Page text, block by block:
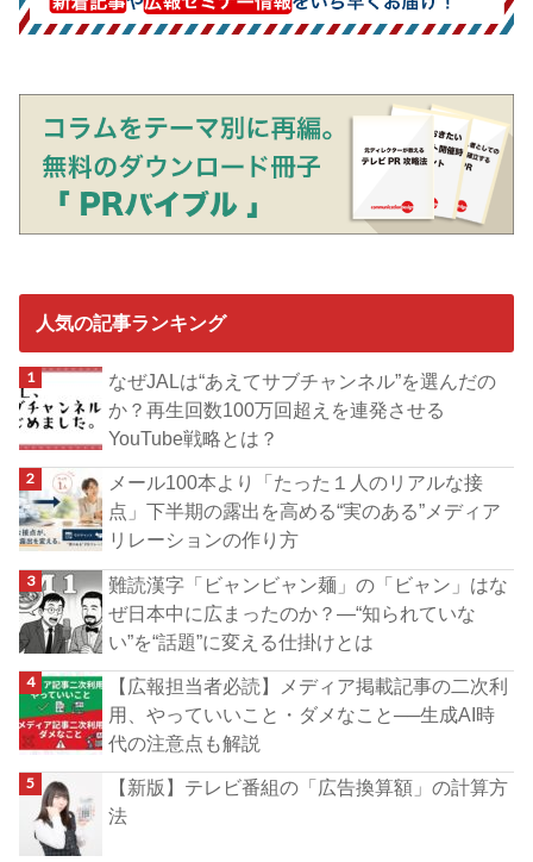
人気の記事ランキング
なぜJALは“あえてサブチャンネル”を選んだの
か？再生回数100万回超えを連発させる
YouTube戦略とは？
メール100本より「たった１人のリアルな接
点」下半期の露出を高める“実のある”メディア
リレーションの作り方
難読漢字「ビャンビャン麺」の「ビャン」はな
ぜ日本中に広まったのか？―“知られていな
い”を“話題”に変える仕掛けとは
【広報担当者必読】メディア掲載記事の二次利
用、やっていいこと・ダメなこと──生成AI時
代の注意点も解説
【新版】テレビ番組の「広告換算額」の計算方
法